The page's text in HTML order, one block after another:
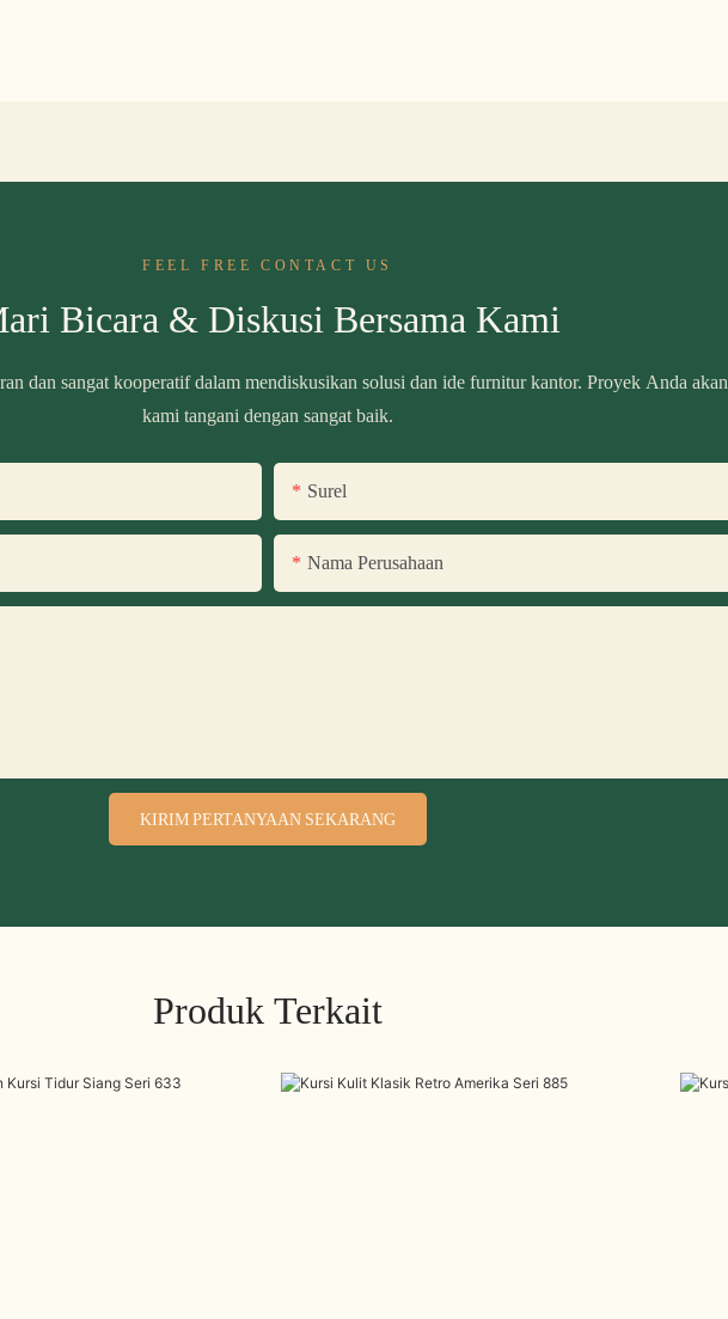
FEEL FREE CONTACT US
Bicara & Diskusi Bersama Kami
dan sangat kooperatif dalam mendiskusikan solusi dan ide furnitur kantor. Proyek Anda akan
kami tangani dengan sangat baik.
Surel
Nama Perusahaan
KIRIM PERTANYAAN SEKARANG
Produk Terkait